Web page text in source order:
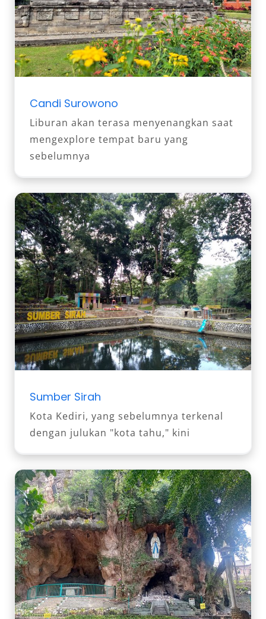
Candi Surowono
Liburan akan terasa menyenangkan saat
mengexplore tempat baru yang
sebelumnya
Sumber Sirah
Kota Kediri, yang sebelumnya terkenal
dengan julukan "kota tahu," kini